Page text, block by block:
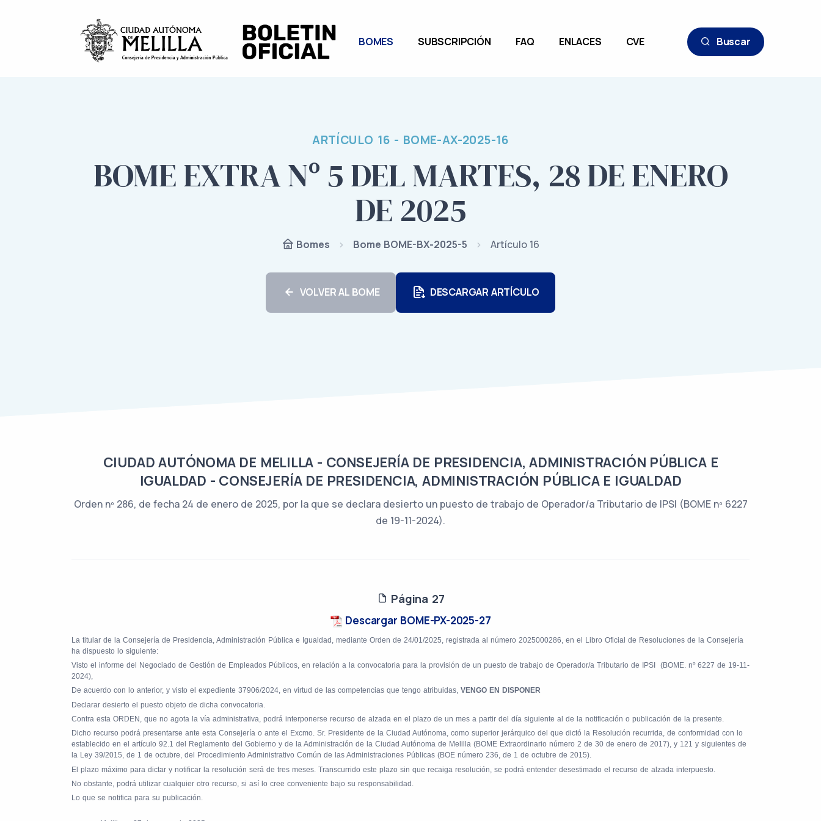
BOMES SUBSCRIPCIÓN FAQ ENLACES CVE Buscar
ARTÍCULO 16 - BOME-AX-2025-16
BOME EXTRA Nº 5 DEL MARTES, 28 DE ENERO
DE 2025
Bomes Bome BOME-BX-2025-5 Artículo 16
VOLVER AL BOME DESCARGAR ARTÍCULO
CIUDAD AUTÓNOMA DE MELILLA - CONSEJERÍA DE PRESIDENCIA, ADMINISTRACIÓN PÚBLICA E
IGUALDAD - CONSEJERÍA DE PRESIDENCIA, ADMINISTRACIÓN PÚBLICA E IGUALDAD
Orden nº 286, de fecha 24 de enero de 2025, por la que se declara desierto un puesto de trabajo de Operador/a Tributario de IPSI (BOME nº 6227
de 19-11-2024).
Página 27
Descargar BOME-PX-2025-27
La titular de la Consejería de Presidencia, Administración Pública e Igualdad, mediante Orden de 24/01/2025, registrada al número 2025000286, en el Libro Oficial de Resoluciones de la Consejería
ha dispuesto lo siguiente:
Visto el informe del Negociado de Gestión de Empleados Públicos, en relación a la convocatoria para la provisión de un puesto de trabajo de Operador/a Tributario de IPSI
(BOME. nº 6227 de 19-11-
2024),
De acuerdo con lo anterior, y visto el expediente 37906/2024, en virtud de las competencias que tengo atribuidas, VENGO EN DISPONER
Declarar desierto el puesto objeto de dicha convocatoria.
Contra esta ORDEN, que no agota la vía administrativa, podrá interponerse recurso de alzada en el plazo de un mes a partir del día siguiente al de la notificación o publicación de la presente.
Dicho recurso podrá presentarse ante esta Consejería o ante el Excmo. Sr. Presidente de la Ciudad Autónoma, como superior jerárquico del que dictó la Resolución recurrida, de conformidad con lo
establecido en el artículo 92.1 del Reglamento del Gobierno y de la Administración de la Ciudad Autónoma de Melilla (BOME Extraordinario número 2 de 30 de enero de 2017), y 121 y siguientes de
la Ley 39/2015, de 1 de octubre, del Procedimiento Administrativo Común de las Administraciones Públicas (BOE número 236, de 1 de octubre de 2015).
El plazo máximo para dictar y notificar la resolución será de tres meses. Transcurrido este plazo sin que recaiga resolución, se podrá entender desestimado el recurso de alzada interpuesto.
No obstante, podrá utilizar cualquier otro recurso, si así lo cree conveniente bajo su responsabilidad.
Lo que se notifica para su publicación.